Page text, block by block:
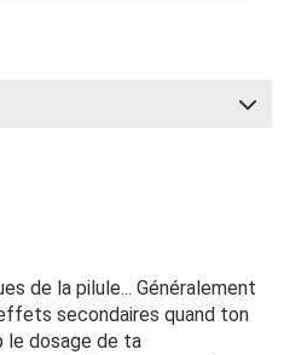
de la pilule... Généralement
secondaires quand ton
le dosage de ta